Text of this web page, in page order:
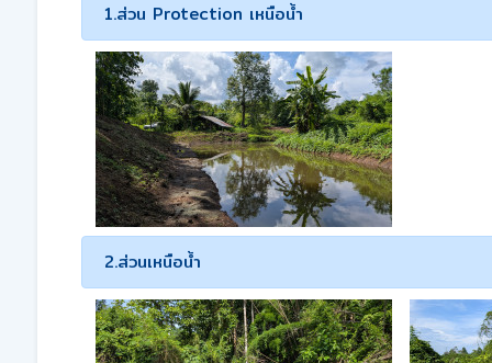
1.ส่วน Protection เหนือน้ำ
2.ส่วนเหนือน้ำ